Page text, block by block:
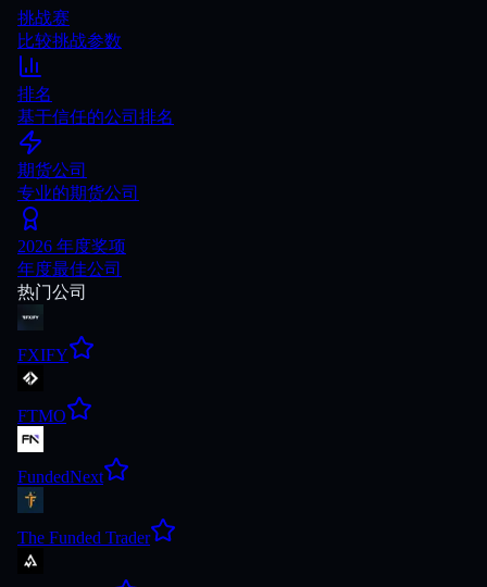
挑战赛
比较挑战参数
排名
基于信任的公司排名
期货公司
专业的期货公司
2026 年度奖项
年度最佳公司
热门公司
FXIFY
FTMO
FundedNext
The Funded Trader